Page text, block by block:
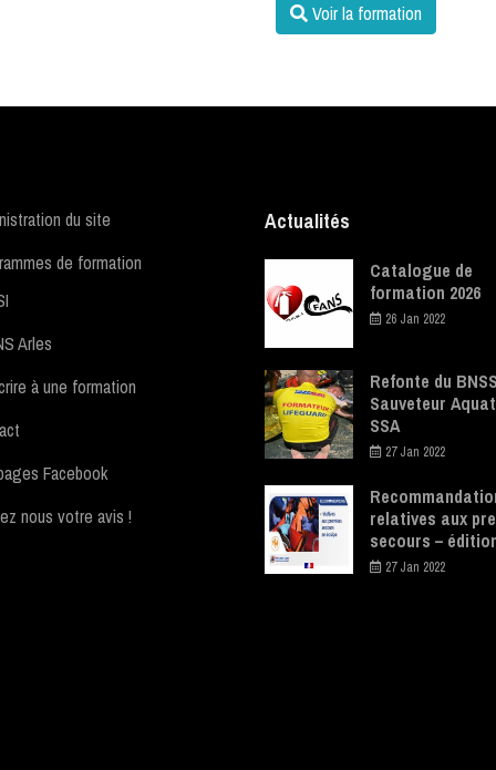
Voir la formation
du site
de formation
Arles
à une formation
Facebook
nous votre avis !
Actualités
Catalogue de
formation 2026
26 Jan 2022
Refonte du
Sauveteur
SSA
27 Jan 2022
relatives aux
secours –
27 Jan 2022